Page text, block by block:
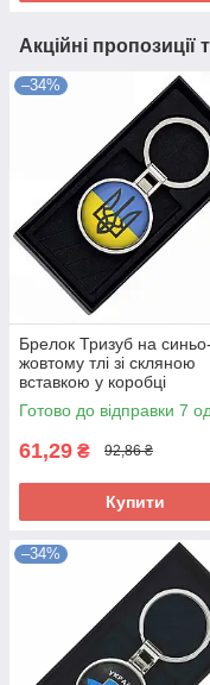
Акційні пропозиції
–34%
Брелок Тризуб на синьо-
жовтому тлі зі скляною
вставкою у коробці
Готово до відправки 7 од.
61,29 ₴ 92,86 ₴
Купити
–34%